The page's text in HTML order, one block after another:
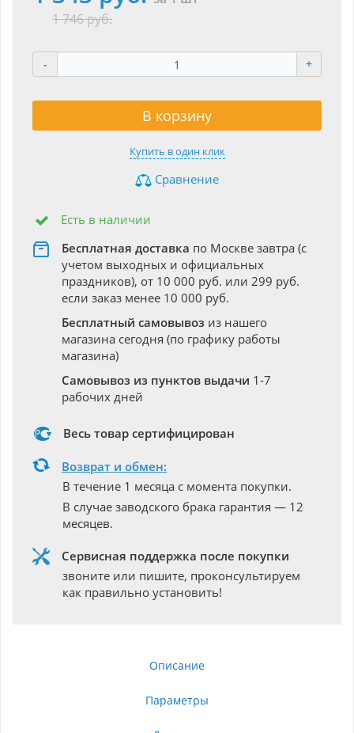
1 746 руб.
- +
В корзину
Купить в один клик
Сравнение
Есть в наличии
Бесплатная доставка по Москве завтра (с
учетом выходных и официальных
праздников), от 10 000 руб. или 299 руб.
если заказ менее 10 000 руб.
Бесплатный самовывоз из нашего
магазина сегодня (по графику работы
магазина)
Самовывоз из пунктов выдачи 1-7
рабочих дней
Весь товар сертифицирован
Возврат и обмен:
В течение 1 месяца с момента покупки.
В случае заводского брака гарантия — 12
месяцев.
Сервисная поддержка после покупки
звоните или пишите, проконсультируем
как правильно установить!
Описание
Параметры